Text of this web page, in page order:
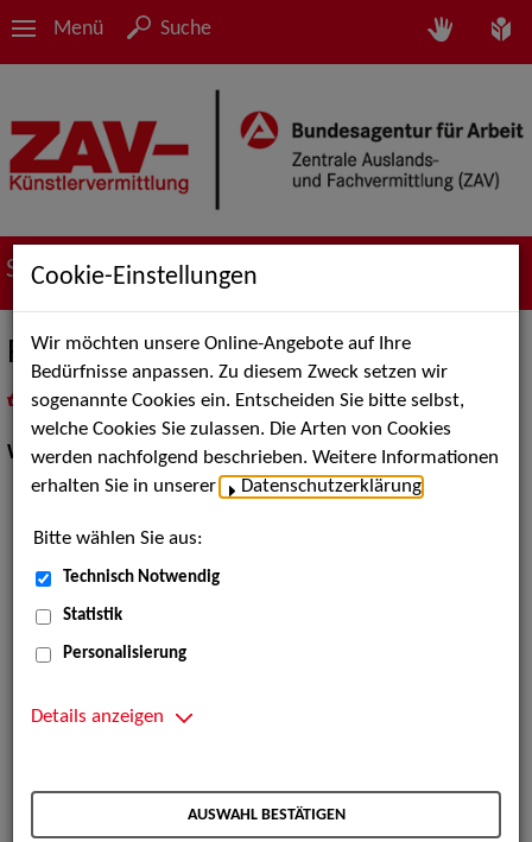
Menü Suche
Suche nach Künstler*innen
Reinhold Stier
als PDF speichern
inMeine Merklistelegen
Walk Acts Animation:Schnellzeichnung Scherenschnitt
Cookie-Einstellungen
Wir möchten unsere Online-Angebote auf Ihre
Bedürfnisse anpassen. Zu diesem Zweck setzen wir
sogenannte Cookies ein. Entscheiden Sie bitte selbst,
welche Cookies Sie zulassen. Die Arten von Cookies
werden nachfolgend beschrieben. Weitere Informationen
erhalten Sie in unserer
Datenschutzerklärung
Bitte wählen Sie aus:
Technisch Notwendig
Statistik
Personalisierung
Details anzeigen
AUSWAHL BESTÄTIGEN